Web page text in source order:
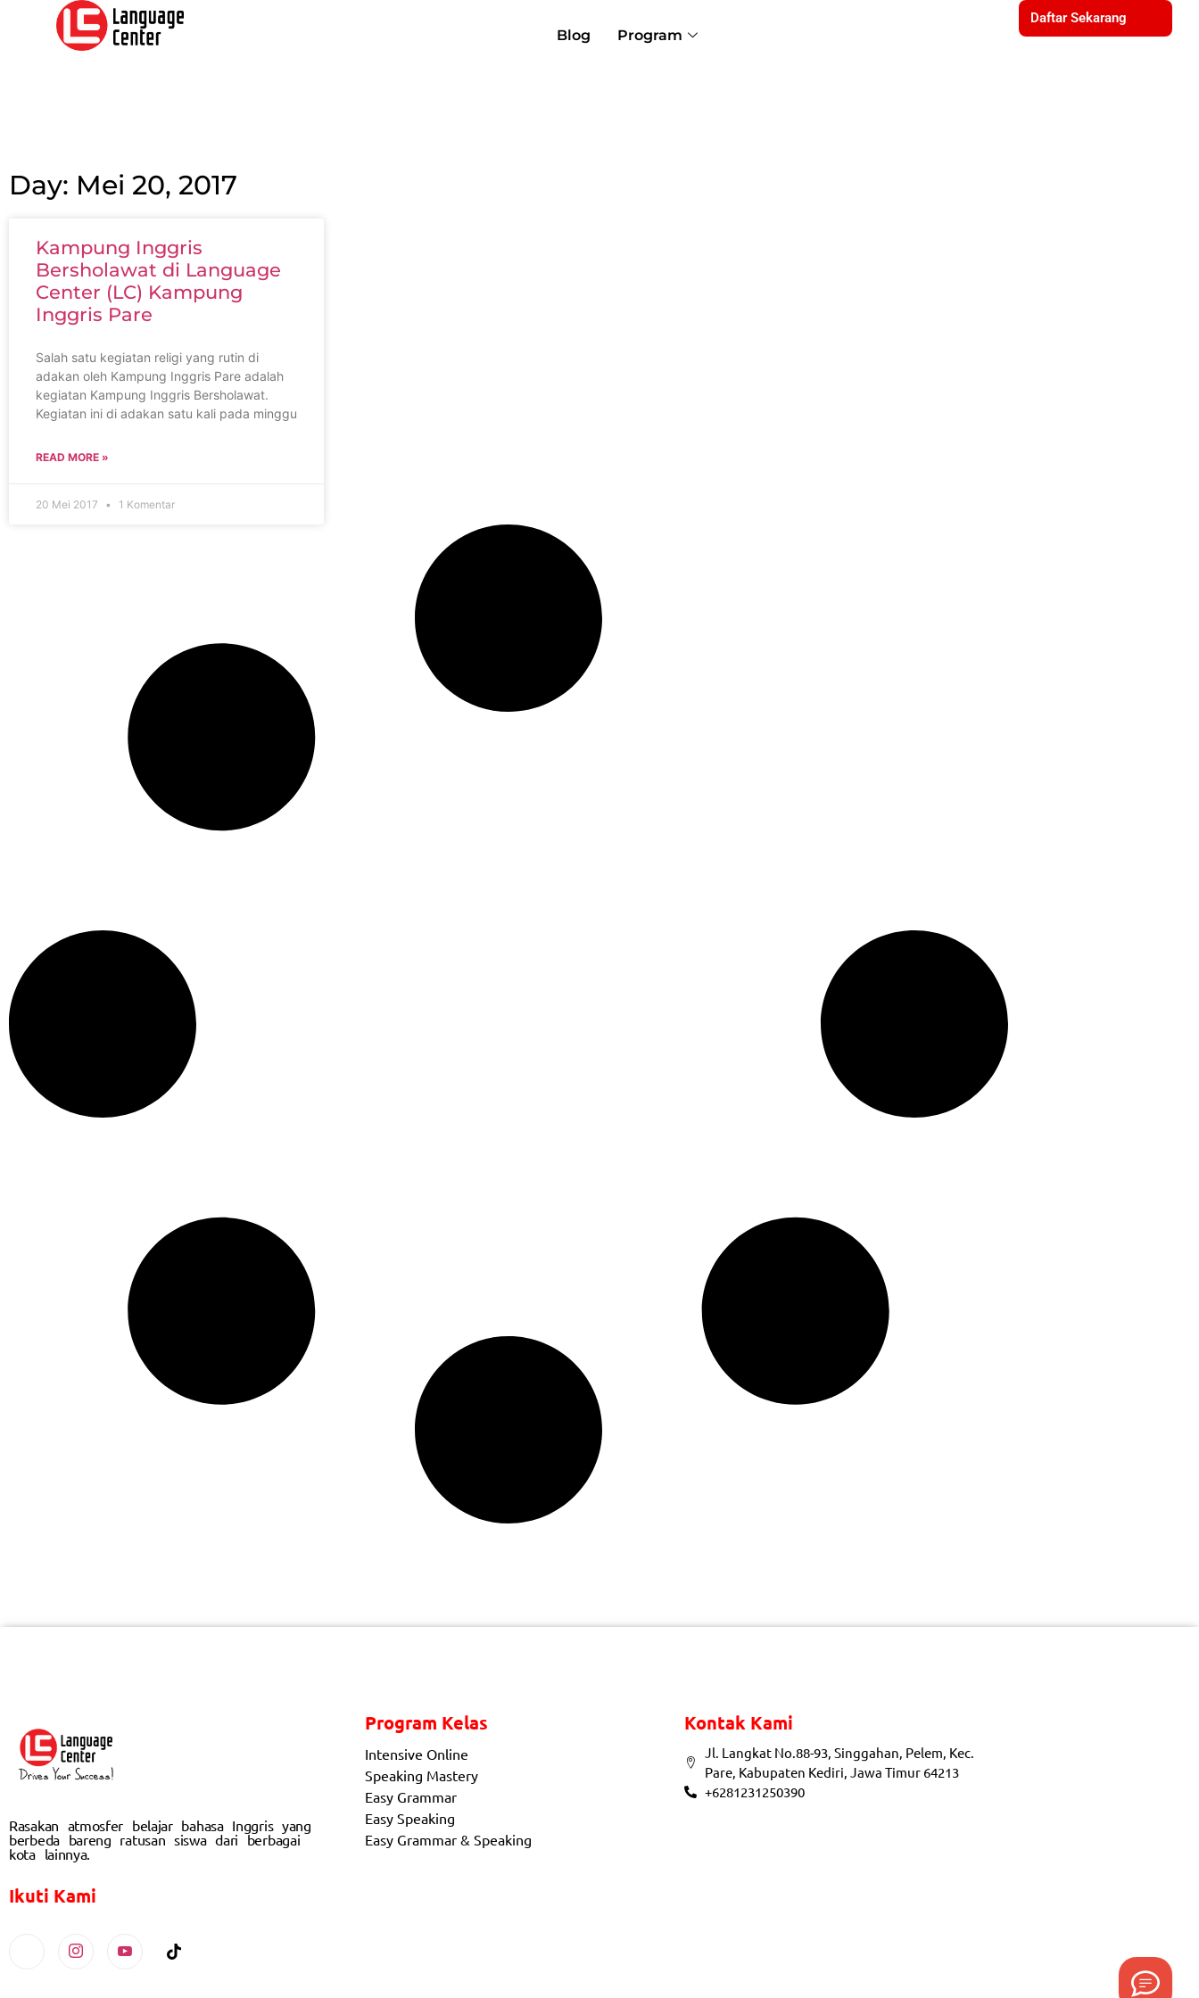
Blog Program
Daftar Sekarang
Day: Mei 20, 2017
Kampung Inggris
Bersholawat di Language
Center (LC) Kampung
Inggris Pare
Salah satu kegiatan religi yang rutin di
adakan oleh Kampung Inggris Pare adalah
kegiatan Kampung Inggris Bersholawat.
Kegiatan ini di adakan satu kali pada minggu
READ MORE »
20 Mei 2017 1 Komentar
Rasakan atmosfer belajar bahasa Inggris yang
berbeda bareng ratusan siswa dari berbagai
kota lainnya.
Ikuti Kami
Program Kelas
Intensive Online
Speaking Mastery
Easy Grammar
Easy Speaking
Easy Grammar & Speaking
Kontak Kami
Jl. Langkat No.88-93, Singgahan, Pelem, Kec.
Pare, Kabupaten Kediri, Jawa Timur 64213
+6281231250390